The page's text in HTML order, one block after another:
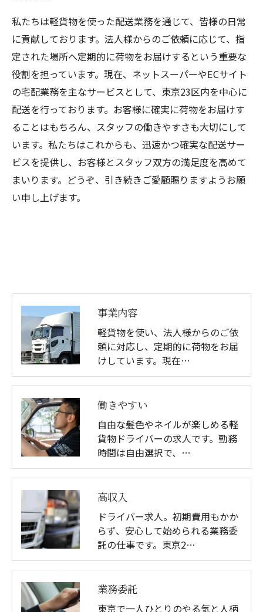
私たちは軽貨物を使った配送業務を通じて、皆様の日常
に貢献しております。法人様からのご依頼に応じて、指
定された場所へ定期的に荷物をお届けするという重要な
役割を担っています。現在、ネットスーパーやECサイト
の宅配業務を主なサービスとして、東京23区内を中心に
配送を行っております。お客様に確実に荷物をお届けす
ることはもちろん、スタッフの働きやすさも大切にして
います。私たちはこれからも、迅速かつ確実な配送サー
ビスを提供し、お客様とスタッフ双方の満足度を高めて
まいります。どうぞ、引き続きご愛顧賜りますようお願
い申し上げます。
事業内容
軽貨物を使い、法人様からのご依
頼に対応し、定期的に荷物をお届
けしています。現在…
働きやすい
自由な髪色やネイルが楽しめる軽
貨物ドライバーの求人です。勤務
時間は自由選択で、…
高収入
ドライバー求人。初期費用もかか
らず、安心して始められる業務委
託の仕事です。東京2…
業務委託
東京で一人ひとりのやる気と人柄